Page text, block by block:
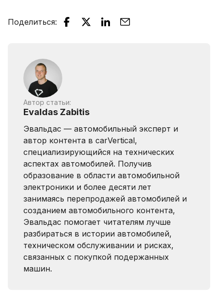
Поделиться:
Автор статьи:
Evaldas Zabitis
Эвальдас — автомобильный эксперт и
автор контента в carVertical,
специализирующийся на технических
аспектах автомобилей. Получив
образование в области автомобильной
электроники и более десяти лет
занимаясь перепродажей автомобилей и
созданием автомобильного контента,
Эвальдас помогает читателям лучше
разбираться в истории автомобилей,
техническом обслуживании и рисках,
связанных с покупкой подержанных
машин.